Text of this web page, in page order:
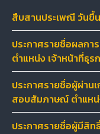
สืบสานประเพณี วันขึ้
ประกาศรายชื่อผลกา
ตำแหน่ง เจ้าหน้าที่ธุร
ประกาศรายชื่อผู้ผ่าน
สอบสัมภาษณ์ ตำแหน่
ประกาศรายชื่อผู้มีสิ